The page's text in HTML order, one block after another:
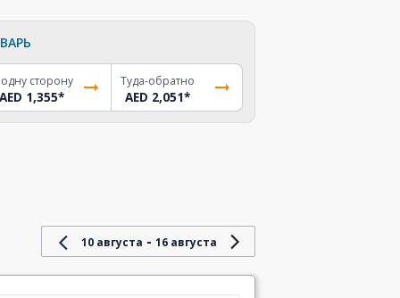
сторону
AED 1,355*
Туда-обратно
AED 2,051*
10 августа - 16 августа